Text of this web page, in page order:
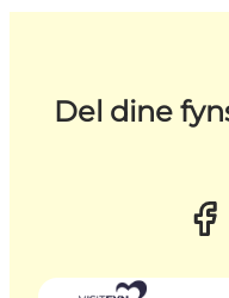
Del dine